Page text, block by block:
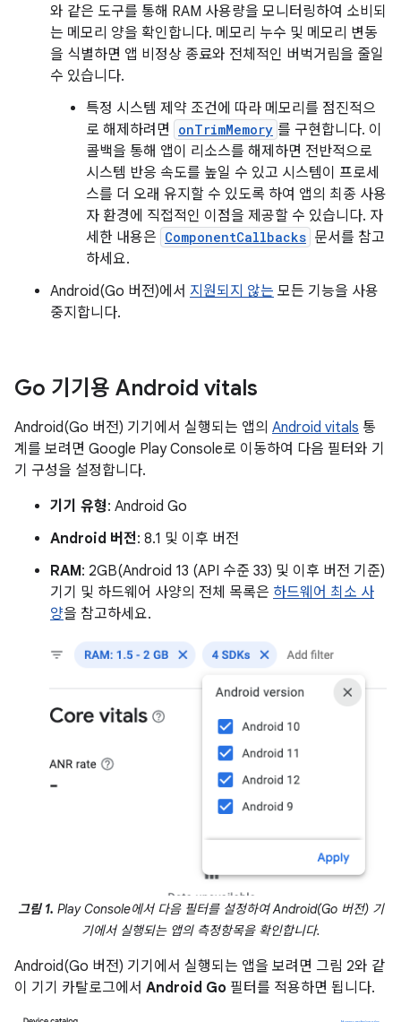
와 같은 도구를 통해 RAM 사용량을 모니터링하여 소비되
는 메모리 양을 확인합니다. 메모리 누수 및 메모리 변동
을 식별하면 앱 비정상 종료와 전체적인 버벅거림을 줄일
수 있습니다.
특정 시스템 제약 조건에 따라 메모리를 점진적으
로 해제하려면
onTrimMemory 를 구현합니다. 이
콜백을 통해 앱이 리소스를 해제하면 전반적으로
시스템 반응 속도를 높일 수 있고 시스템이 프로세
스를 더 오래 유지할 수 있도록 하여 앱의 최종 사용
자 환경에 직접적인 이점을 제공할 수 있습니다. 자
세한 내용은 ComponentCallbacks 문서를 참고
하세요.
Android(Go 버전)에서 지원되지 않는 모든 기능을 사용
중지합니다.
Go 기기용 Android vitals
Android(Go 버전) 기기에서 실행되는 앱의 Android vitals 통
계를 보려면 Google Play Console로 이동하여 다음 필터와 기
기 구성을 설정합니다.
기기 유형: Android Go
Android 버전: 8.1 및 이후 버전
RAM: 2GB(Android 13 (API 수준 33) 및 이후 버전 기준)
기기 및 하드웨어 사양의 전체 목록은 하드웨어 최소 사
양을 참고하세요.
그림 1. Play Console에서 다음 필터를 설정하여 Android(Go 버전) 기
기에서 실행되는 앱의 측정항목을 확인합니다.
Android(Go 버전) 기기에서 실행되는 앱을 보려면 그림 2와 같
이 기기 카탈로그에서 Android Go 필터를 적용하면 됩니다.